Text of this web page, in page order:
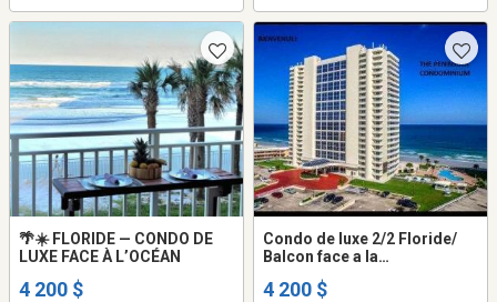
🌴☀️ FLORIDE — CONDO DE
LUXE FACE À L’OCÉAN
4 200 $
Condo de luxe 2/2 Floride/
Balcon face a la
accepté
4 200 $